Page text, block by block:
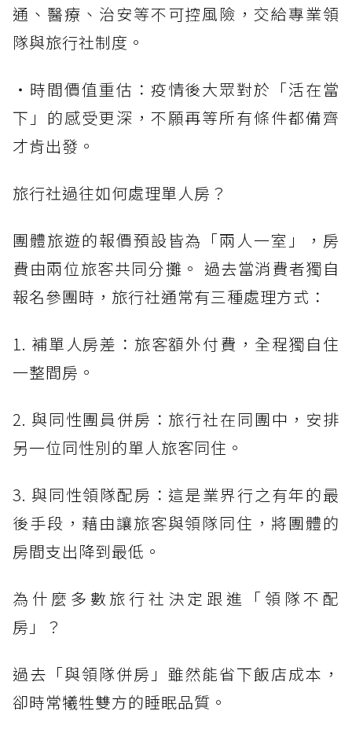
通、醫療、治安等不可控風險，交給專業領
隊與旅行社制度。
・時間價值重估：疫情後大眾對於「活在當
下」的感受更深，不願再等所有條件都備齊
才肯出發。
旅行社過往如何處理單人房？
團體旅遊的報價預設皆為「兩人一室」，房
費由兩位旅客共同分攤。 過去當消費者獨自
報名參團時，旅行社通常有三種處理方式：
1. 補單人房差：旅客額外付費，全程獨自住
一整間房。
2. 與同性團員併房：旅行社在同團中，安排
另一位同性別的單人旅客同住。
3. 與同性領隊配房：這是業界行之有年的最
後手段，藉由讓旅客與領隊同住，將團體的
房間支出降到最低。
為什麼多數旅行社決定跟進「領隊不配
房」？
過去「與領隊併房」雖然能省下飯店成本，
卻時常犧牲雙方的睡眠品質。